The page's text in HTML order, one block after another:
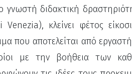
διδακτική
κλείνει φέτος
που αποτελείται από
με την βοήθεια των